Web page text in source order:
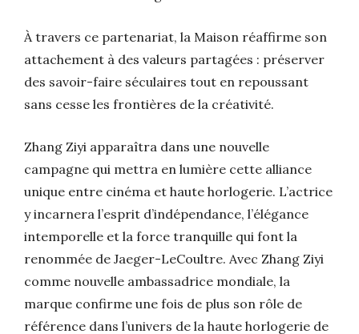
À travers ce partenariat, la Maison réaffirme son
attachement à des valeurs partagées : préserver
des savoir-faire séculaires tout en repoussant
sans cesse les frontières de la créativité.
Zhang Ziyi apparaîtra dans une nouvelle
campagne qui mettra en lumière cette alliance
unique entre cinéma et haute horlogerie. L’actrice
y incarnera l’esprit d’indépendance, l’élégance
intemporelle et la force tranquille qui font la
renommée de Jaeger-LeCoultre. Avec Zhang Ziyi
comme nouvelle ambassadrice mondiale, la
marque confirme une fois de plus son rôle de
référence dans l’univers de la haute horlogerie de